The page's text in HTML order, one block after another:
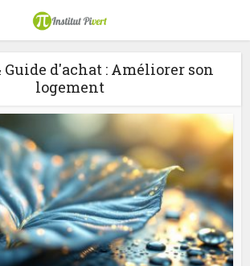
Guide d'achat : Améliorer son
logement